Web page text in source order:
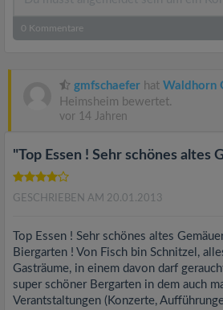
0 Kommentare
gmfschaefer hat Waldhorn
Heimsheim bewertet.
vor 14 Jahren
"Top Essen ! Sehr schönes altes
GESCHRIEBEN AM 20.01.2013
Top Essen ! Sehr schönes altes
Biergarten ! Von Fisch bin Schnitzel,
Gasträume, in einem davon darf
super schöner Bergarten in dem auch
Verantstaltungen (Konzerte,